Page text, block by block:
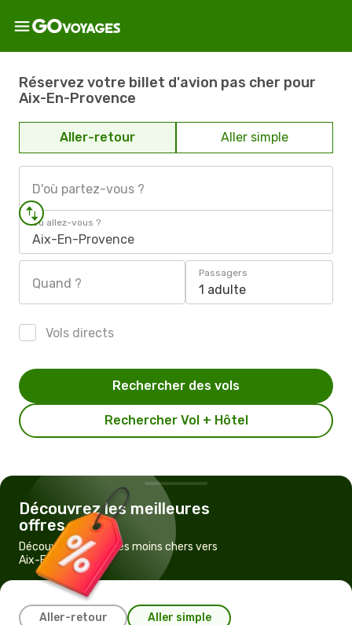
Réservez votre billet d'avion pas cher pour
Aix-En-Provence
Aller-retour Aller simple
D'où partez-vous ?
Où allez-vous ?
Aix-En-Provence
Quand ?
Passagers
1 adulte
Vols directs
Rechercher Vol + Hôtel
Rechercher des vols
Découvrez les meilleures
offres
Découvrez les vols les moins chers vers
Aix-En-Provence
Aller-retour Aller simple